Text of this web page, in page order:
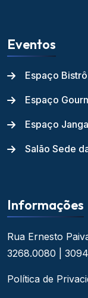
Eventos
Espaço Bistrô
Espaço
Espaço
Salão Sede
Informações
Rua Ernesto
3268.0080 |
Política de